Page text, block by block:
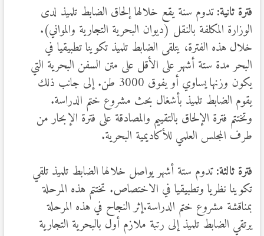
فترة ثانية:تدوم سنة يقع خلالها إلحاق الضابط تلميذ لدى
الوزارة المكلفة بالنقل (ديوان البحرية التجارية والمواني).
خلال هذه الفترة، يتلقى الضابط تلميذ تكوينا تطبيقيا في
البحر مدة ستة أشهر على الأقل على متن السفن البحرية التي
يكون وزنها يساوي أو يفوق 3000 طن. إلى جانب ذلك
يقوم الضابط تلميذ بأشغال بحث مشروع ختم الدراسة.
وتختتم فترة الإلحاق بالتقييم والمصادقة على فترة الإبحار من
طرف المجلس العلمي للأكاديمية البحرية.
فترة ثالثة:تدوم ستة أشهر يواصل خلالها الضابط تلميذ تلقي
تكوينا نظريا وتطبيقيا في الاختصاص. تختتم هذه المرحلة
بمناقشة مشروع ختم الدراسة.إثر النجاح في هذه المرحلة
يرتقي الضابط تلميذ إلى رتبة ملازم أول بالبحرية التجارية